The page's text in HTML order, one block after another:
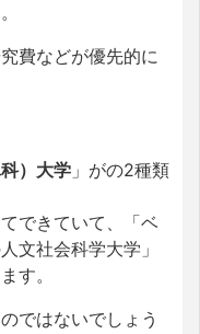
費などが優先的に
）大学 」がの2種類
できていて、「ベ
文社会科学大学」
す。
ではないでしょう